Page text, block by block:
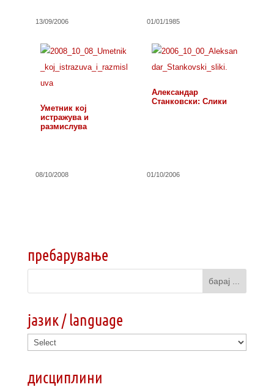
13/09/2006 01/01/1985
Уметник кој
истражува и
размислува
08/10/2008
Александар
Станковски: Слики
01/10/2006
пребарување
јазик / language
дисциплини